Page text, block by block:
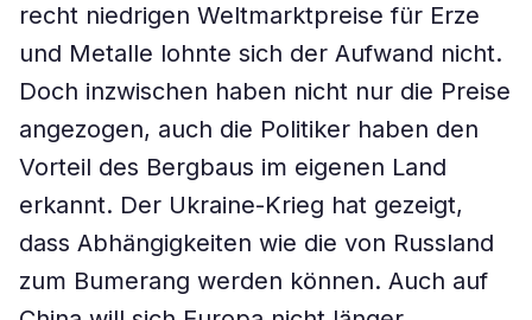
recht niedrigen Weltmarktpreise für Erze
und Metalle lohnte sich der Aufwand nicht.
Doch inzwischen haben nicht nur die Preise
angezogen, auch die Politiker haben den
Vorteil des Bergbaus im eigenen Land
erkannt. Der Ukraine-Krieg hat gezeigt,
dass Abhängigkeiten wie die von Russland
zum Bumerang werden können. Auch auf